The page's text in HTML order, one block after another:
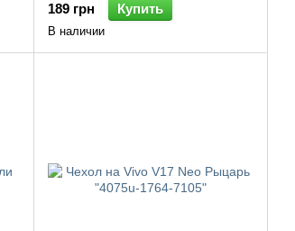
189 грн
Купить
В наличии